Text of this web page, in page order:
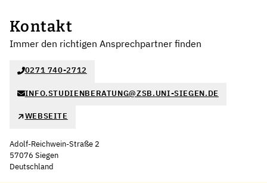
Kontakt
Immer den richtigen Ansprechpartner finden
0271 740-2712
INFO.STUDIENBERATUNG@ZSB.UNI-SIEGEN.DE
WEBSEITE
Adolf-Reichwein-Straße 2
57076 Siegen
Deutschland